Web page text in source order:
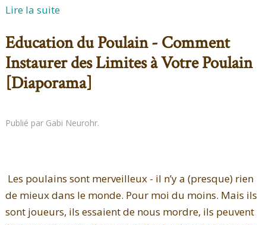
Lire la suite
Education du Poulain - Comment
Instaurer des Limites à Votre Poulain
[Diaporama]
Publié par Gabi Neurohr.
Les poulains sont merveilleux - il n’y a (presque) rien
de mieux dans le monde. Pour moi du moins. Mais ils
sont joueurs, ils essaient de nous mordre, ils peuvent